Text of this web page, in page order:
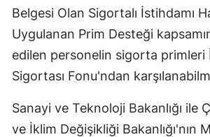
Belgesi Olan Sigortalı İstihdamı
Uygulanan Prim Desteği
edilen personelin sigorta primleri
Sigortası Fonu'ndan
Sanayi ve Teknoloji Bakanlığı ile
ve İklim Değişikliği Bakanlığı'nın